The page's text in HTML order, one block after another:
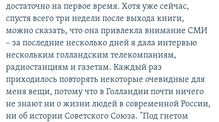
достаточно на первое время. Хотя уже сейчас,
спустя всего три недели после выхода книги,
можно сказать, что она привлекла внимание СМИ
– за последние несколько дней я дала интервью
нескольким голландским телекомпаниям,
радиостанциям и газетам. Каждый раз
приходилось повторять некоторые очевидные для
меня вещи, потому что в Голландии почти ничего
не знают ни о жизни людей в современной России,
ни об истории Советского Союза. "Под гнетом